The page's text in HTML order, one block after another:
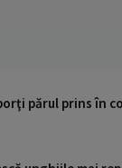
părul prins în